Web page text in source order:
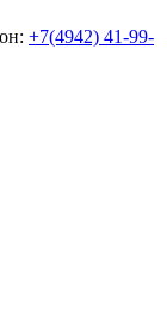
+7(4942) 41-99-